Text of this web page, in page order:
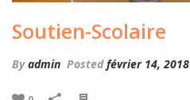
Soutien-Scolaire
Byadmin Postedfévrier 14, 2018